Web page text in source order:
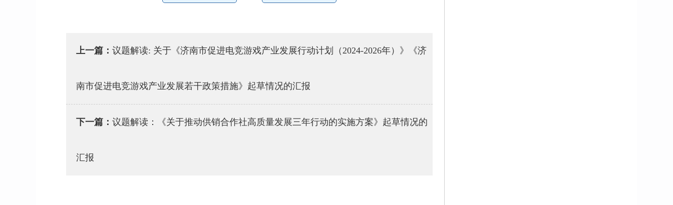
上一篇： 议题解读: 关于《济南市促进电竞游戏产业发展行动计划（2024-2026年）》《济
南市促进电竞游戏产业发展若干政策措施》起草情况的汇报
下一篇： 议题解读：《关于推动供销合作社高质量发展三年行动的实施方案》起草情况的
汇报